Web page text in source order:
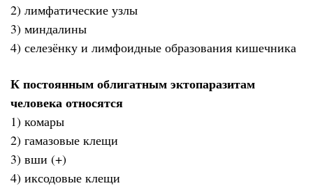
2) лимфатические узлы
3) миндалины
4) селезёнку и лимфоидные образования кишечника
К постоянным облигатным эктопаразитам
человека относятся
1) комары
2) гамазовые клещи
3) вши (+)
4) иксодовые клещи